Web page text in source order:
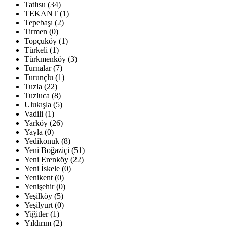
Tatlısu (34)
TEKANT (1)
Tepebaşı (2)
Tirmen (0)
Topçuköy (1)
Türkeli (1)
Türkmenköy (3)
Turnalar (7)
Turunçlu (1)
Tuzla (22)
Tuzluca (8)
Ulukışla (5)
Vadili (1)
Yarköy (26)
Yayla (0)
Yedikonuk (8)
Yeni Boğaziçi (51)
Yeni Erenköy (22)
Yeni İskele (0)
Yenikent (0)
Yenişehir (0)
Yeşilköy (5)
Yeşilyurt (0)
Yiğitler (1)
Yıldırım (2)